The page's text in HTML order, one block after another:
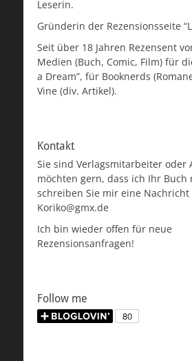
Leserin.
Gründerin der Rezensionsseite
Seit über 18 Jahren Rezensent
Medien (Buch, Comic, Film) für
a Dream”, für Booknerds
Vine (div. Artikel).
Kontakt
Sie sind Verlagsmitarbeiter oder
möchten gern, dass ich Ihr Buch
schreiben Sie mir eine Nachricht
Koriko@gmx.de
Ich bin wieder offen für neue
Rezensionsanfragen!
Follow me